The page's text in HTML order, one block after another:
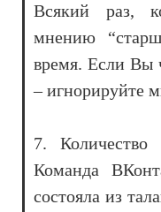
Всякий раз,
мнению
время. Если Вы
– игнорируйте
7. Количество
Команда
состояла из